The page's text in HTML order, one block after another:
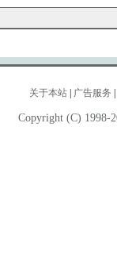
关于本站 广告服务
Copyright (C) 1998-